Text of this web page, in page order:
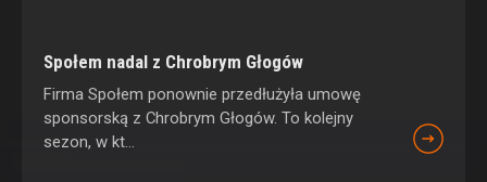
Społem nadal z Chrobrym Głogów
Firma Społem ponownie przedłużyła umowę
sponsorską z Chrobrym Głogów. To kolejny
sezon, w kt...